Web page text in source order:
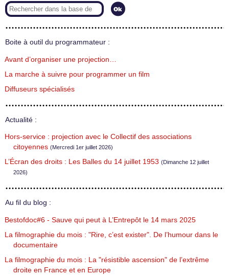
Boite à outil du programmateur :
Avant d’organiser une projection…
La marche à suivre pour programmer un film
Diffuseurs spécialisés
Actualité :
Hors-service : projection avec le Collectif des associations
citoyennes (Mercredi 1er juillet 2026)
L’Écran des droits : Les Balles du 14 juillet 1953 (Dimanche 12 juillet
2026)
Au fil du blog :
Bestofdoc#6 - Sauve qui peut à L’Entrepôt le 14 mars 2025
La filmographie du mois : "Rire, c’est exister". De l’humour dans le
documentaire
La filmographie du mois : La "résistible ascension" de l’extrême
droite en France et en Europe